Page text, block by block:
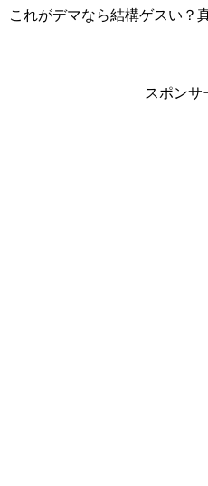
これがデマなら結構ゲスい？
スポンサ